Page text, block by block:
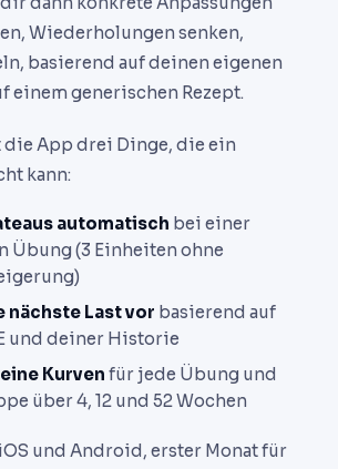
Wiederholungen senken,
basierend auf deinen eigenen
einem generischen Rezept.
die App drei Dinge, die ein
kann:
automatisch bei einer
Übung (3 Einheiten ohne
nächste Last vor basierend auf
und deiner Historie
Kurven für jede Übung und
über 4, 12 und 52 Wochen
und Android, erster Monat für